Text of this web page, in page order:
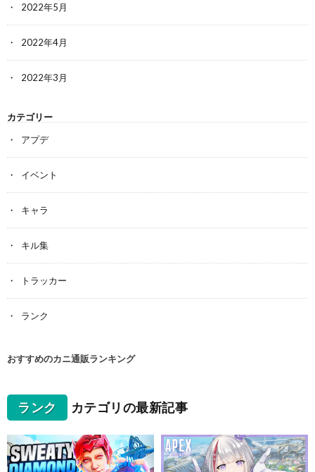
2022年5月
2022年4月
2022年3月
カテゴリー
アプデ
イベント
キャラ
キル集
トラッカー
ランク
おすすめのカニ通販ランキング
ランク カテゴリの最新記事